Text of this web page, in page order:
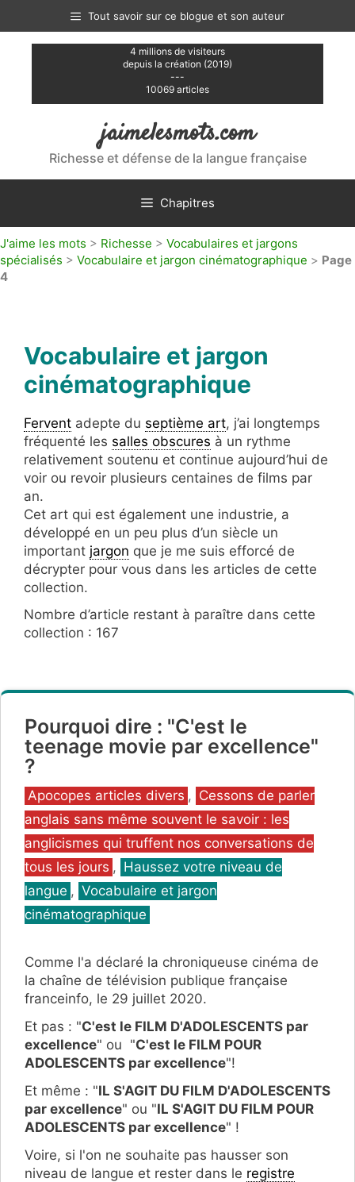
contenu
Tout savoir sur ce blogue et son auteur
4 millions de visiteurs
depuis la création (2019)
---
10069 articles
jaimelesmots.com
Richesse et défense de la langue française
Chapitres
J'aime les mots > Richesse > Vocabulaires et jargons
spécialisés > Vocabulaire et jargon cinématographique > Page
4
Vocabulaire et jargon
cinématographique
Fervent adepte du septième art, j’ai longtemps
fréquenté les salles obscures à un rythme
relativement soutenu et continue aujourd’hui de
voir ou revoir plusieurs centaines de films par
an.
Cet art qui est également une industrie, a
développé en un peu plus d’un siècle un
important jargon que je me suis efforcé de
décrypter pour vous dans les articles de cette
collection.
Nombre d’article restant à paraître dans cette
collection : 167
Pourquoi dire : "C'est le
teenage movie par excellence"
?
Catégories
Apocopes articles divers , Cessons de parler
anglais sans même souvent le savoir : les
anglicismes qui truffent nos conversations de
tous les jours , Haussez votre niveau de
langue , Vocabulaire et jargon
cinématographique
Comme l'a déclaré la chroniqueuse cinéma de
la chaîne de télévision publique française
franceinfo, le 29 juillet 2020.
Et pas : "C'est le FILM D'ADOLESCENTS par
excellence" ou "C'est le FILM POUR
ADOLESCENTS par excellence"!
Et même : "IL S'AGIT DU FILM D'ADOLESCENTS
par excellence" ou "IL S'AGIT DU FILM POUR
ADOLESCENTS par excellence" !
Voire, si l'on ne souhaite pas hausser son
niveau de langue et rester dans le registre